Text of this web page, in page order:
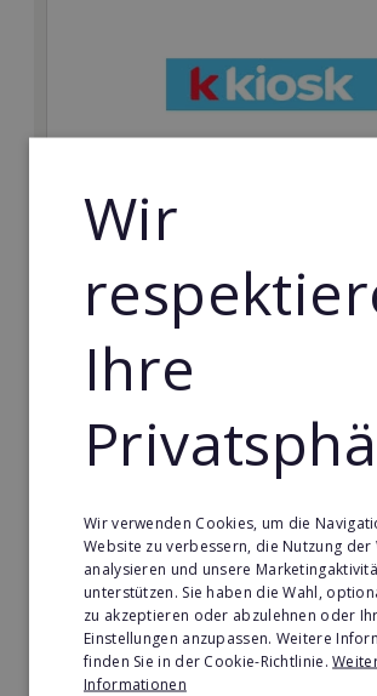
k kiosk
Jetzt erfolgreich in den Presse- und
Tabakwareneinzelhandel einsteigen.
Min. Eigenkapital:
5.000€
Merken
Durchsuchen Sie die
Niedersachsen nach
Auto, KFZ & Fahrzeug Franchise in
Automaten-Lizenz Franchise in
Wir
Ihre
Wir verwenden Cookies, um die
Website zu verbessern, die Nutzung der
analysieren und unsere
unterstützen. Sie haben die Wahl,
zu akzeptieren oder abzulehnen oder
Einstellungen anzupassen. Weitere
finden Sie in der Cookie-Richtlinie.
Informationen